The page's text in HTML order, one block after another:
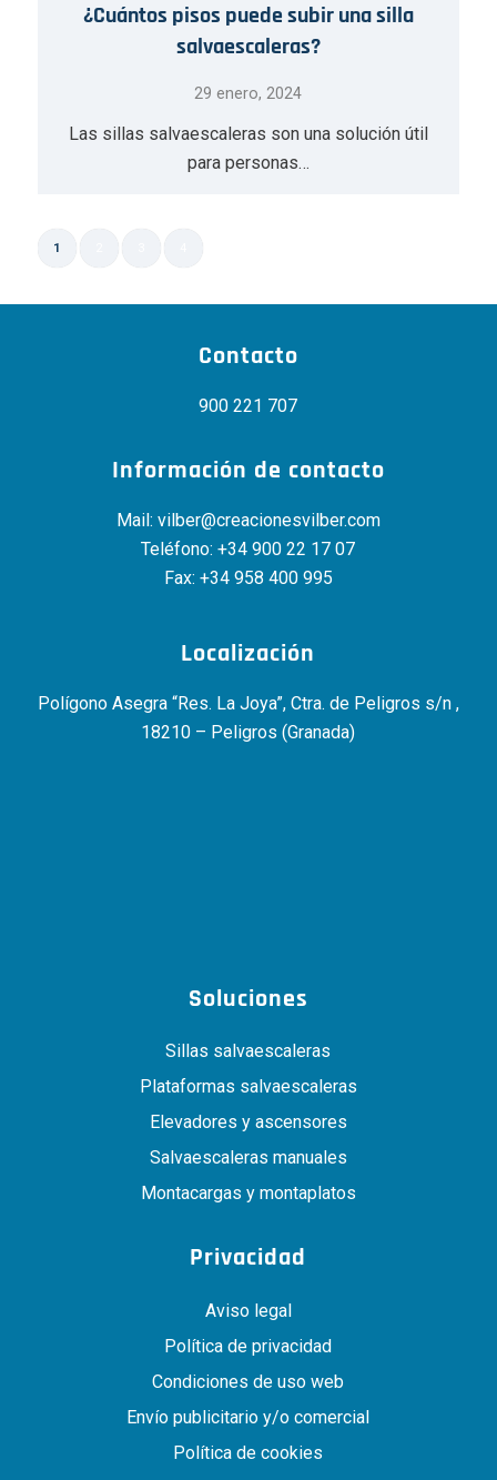
¿Cuántos pisos puede subir una silla
salvaescaleras?
29 enero, 2024
Las sillas salvaescaleras son una solución útil
para personas…
1
Contacto
900 221 707
Información de contacto
Mail: vilber@creacionesvilber.com
Teléfono:+34 900 22 17 07
Fax: +34 958 400 995
Localización
Polígono Asegra “Res. La Joya”, Ctra. de Peligros s/n ,
18210 – Peligros (Granada)
Soluciones
Sillas salvaescaleras
Plataformas salvaescaleras
Elevadores y ascensores
Salvaescaleras manuales
Montacargas y montaplatos
Privacidad
Aviso legal
Política de privacidad
Condiciones de uso web
Envío publicitario y/o comercial
Política de cookies